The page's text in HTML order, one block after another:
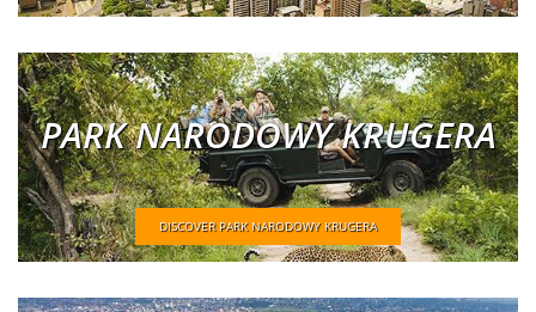
PARK NARODOWY KRUGERA
DISCOVER PARK NARODOWY KRUGERA